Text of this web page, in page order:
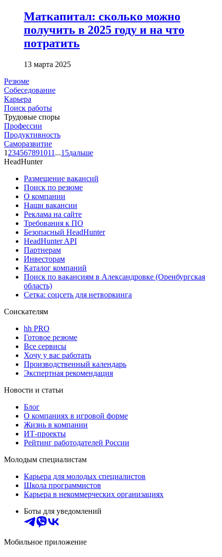
Маткапитал: сколько можно
получить в 2025 году и на что
потратить
13 марта 2025
Резюме
Собеседование
Карьера
Поиск работы
Трудовые споры
Профессии
Продуктивность
Саморазвитие
1 234567891011 ...15дальше
HeadHunter
Размещение вакансий
Поиск по резюме
О компании
Наши вакансии
Реклама на сайте
Требования к ПО
Безопасный HeadHunter
HeadHunter API
Партнерам
Инвесторам
Каталог компаний
Поиск по вакансиям в Александровке (Оренбургская
область)
Сетка: соцсеть для нетворкинга
Соискателям
hh PRO
Готовое резюме
Все сервисы
Хочу у вас работать
Производственный календарь
Экспертная рекомендация
Новости и статьи
Блог
О компаниях в игровой форме
Жизнь в компании
ИТ-проекты
Рейтинг работодателей России
Молодым специалистам
Карьера для молодых специалистов
Школа программистов
Карьера в некоммерческих организациях
Боты для уведомлений
Мобильное приложение